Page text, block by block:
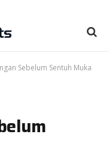
Sebelum Sentuh Muka